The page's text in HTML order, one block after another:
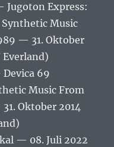
Jugoton Express:
Music
— 31. Oktober
Everland)
Devica 69
Music From
Oktober 2014
— 08. Juli 2022